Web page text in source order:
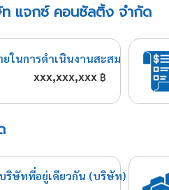
แจกซ์ คอนซัลติ้ง จำกัด
ยในการดำเนินงานสะสม
xxx,xxx,xxx ฿
ริษัทที่อยู่เดียวกัน (บริษัท)